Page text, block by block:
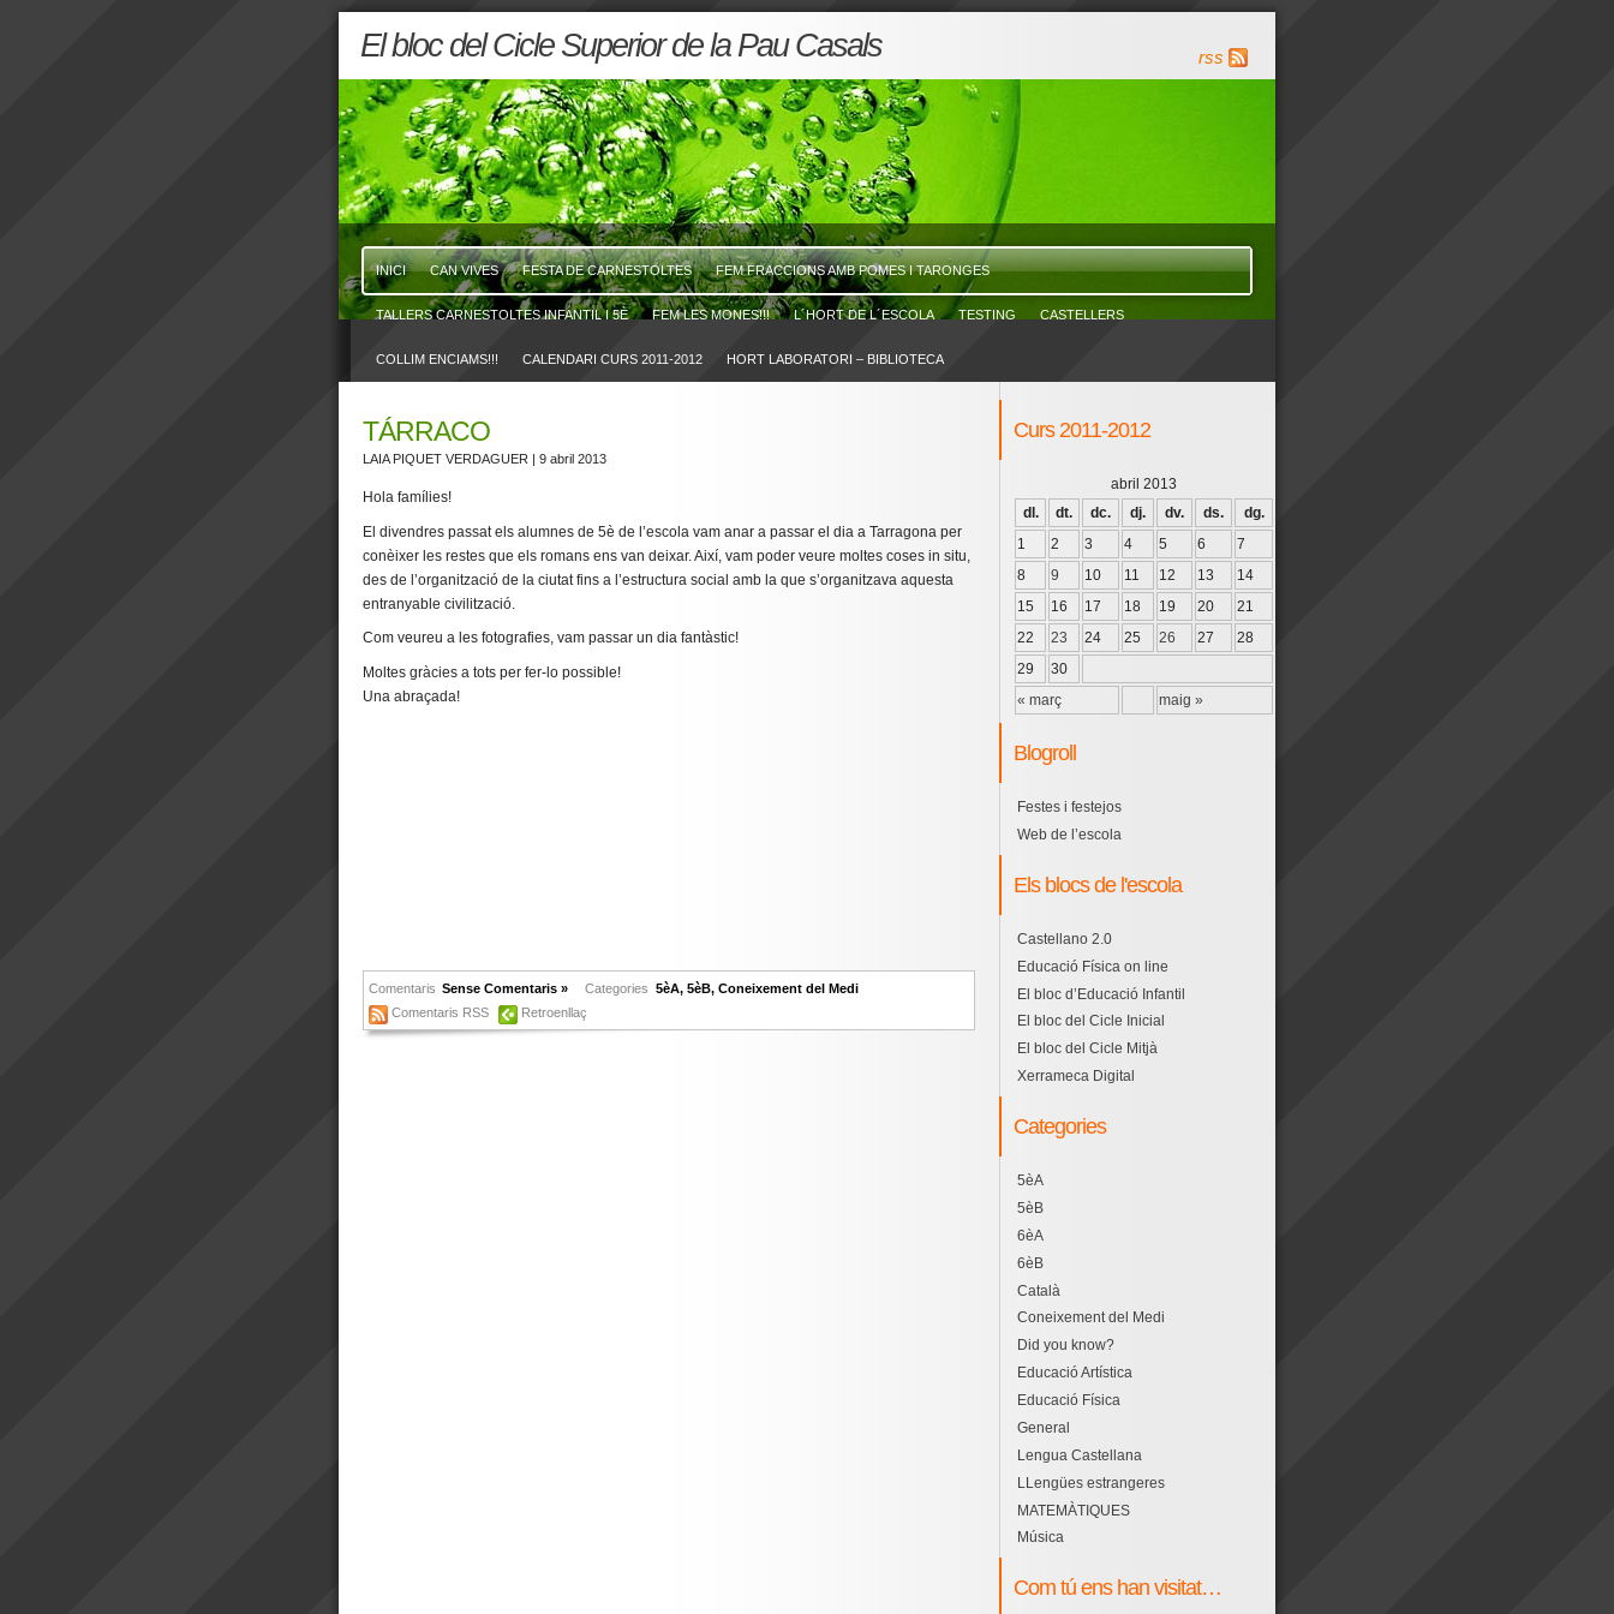
El bloc del Cicle Superior de la Pau Casals rss
INICI CAN VIVES FESTA DE CARNESTOLTES FEM FRACCIONS AMB POMES I TARONGES
TALLERS CARNESTOLTES INFANTIL I 5È FEM LES MONES!!! L´HORT DE L´ESCOLA TESTING CASTELLERS
COLLIM ENCIAMS!!! CALENDARI CURS 2011-2012 HORT LABORATORI – BIBLIOTECA
TÁRRACO
LAIA PIQUET VERDAGUER | 9 abril 2013
Hola famílies!
El divendres passat els alumnes de 5è de l’escola vam anar a passar el dia a Tarragona per
conèixer les restes que els romans ens van deixar. Així, vam poder veure moltes coses in situ,
des de l’organització de la ciutat fins a l’estructura social amb la que s’organitzava aquesta
entranyable civilització.
Com veureu a les fotografies, vam passar un dia fantàstic!
Moltes gràcies a tots per fer-lo possible!
Una abraçada!
Comentaris Sense Comentaris » Categories 5èA, 5èB, Coneixement del Medi
Comentaris RSS
Retroenllaç
Curs 2011-2012
abril 2013
dl.
dt. dc. dj. dv. ds. dg.
« març maig »
1 2 3 4 5 6
7
8
9 10 11 12 13
14
15
16 17 18 19 20
21
22
23 24 25 26 27
28
29
30
Blogroll
Festes i festejos
Web de l’escola
Els blocs de l'escola
Castellano 2.0
Educació Física on line
El bloc d’Educació Infantil
El bloc del Cicle Inicial
El bloc del Cicle Mitjà
Xerrameca Digital
Categories
5èA
5èB
6èA
6èB
Català
Coneixement del Medi
Did you know?
Educació Artística
Educació Física
General
Lengua Castellana
LLengües estrangeres
MATEMÀTIQUES
Música
Com tú ens han visitat…